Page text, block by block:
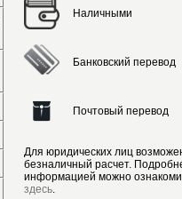
Наличными
Банковский перевод
Почтовый перевод
Для юридических лиц
безналичный расчет.
информацией можно
здесь.